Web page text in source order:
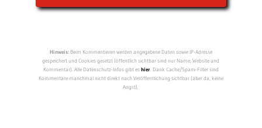
Hinweis:Beim Kommentieren werden angegebene Daten sowie IP-Adresse
gespeichert und Cookies gesetzt (öffentlich sichtbar sind nur Name, Website und
Kommentar). Alle Datenschutz-Infos gibt eshier. Dank Cache/Spam-Filter sind
Kommentare manchmal nicht direkt nach Veröffentlichung sichtbar (aber da, keine
Angst).